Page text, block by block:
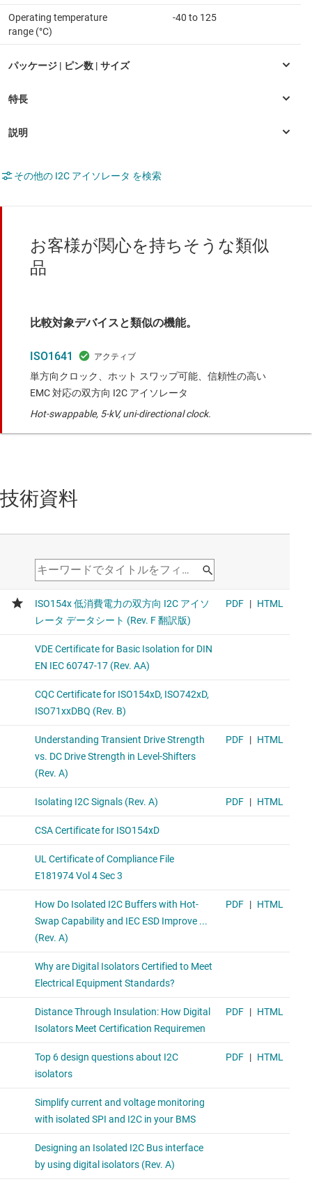
Operating temperature
range (°C)
-40 to 125
その他の I2C アイソレータ を検索
お客様が関心を持ちそうな類似
品
比較対象デバイスと類似の機能。
ISO1641
単方向クロック、ホット スワップ可能、信頼性の高い
EMC 対応の双方向 I2C アイソレータ
Hot-swappable, 5-kV, uni-directional clock.
技術資料